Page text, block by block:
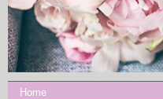
Home